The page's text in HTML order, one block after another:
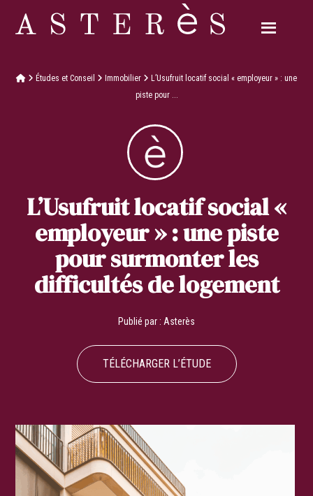
Études et Conseil Immobilier
L’Usufruit locatif social « employeur » : une
piste pour ...
L’Usufruit locatif social «
employeur » : une piste
pour surmonter les
difficultés de logement
Publié par : Asterès
TÉLÉCHARGER L’ÉTUDE